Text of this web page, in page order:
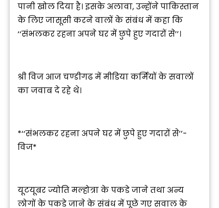
पानी खोल दिया है। इसके अलावा, उन्होंने पाकिस्तान
के लिए जासूसी करने वालों के संबंध में कहा कि
‘‘संभलकर रहना अपने घर में छुपे हुए गदारों से’’।
श्री विज आज चण्डीगढ में मीडिया कर्मियों के सवालों
का जवाब दे रहे थे।
*‘‘संभलकर रहना अपने घर में छुपे हुए गदारों से’’-
विज*
यूटयूबर ज्योति मल्होत्रा के पकडे जाने तथा अन्य
लोगों के पकडे जाने के संबंध में पूछे गए सवाल के